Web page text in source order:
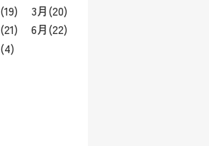
(19) 3月(20)
(21) 6月(22)
(4)